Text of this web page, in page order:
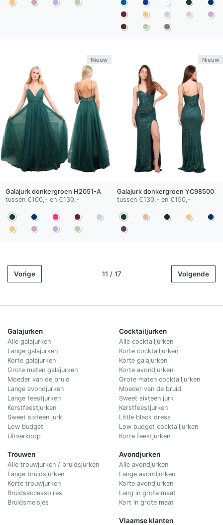
Nieuw
Galajurk donkergroen H2051-A
tussen €100,- en €130,-
Nieuw
Galajurk donkergroen YC98500
tussen €130,- en €150,-
Vorige 11 / 17 Volgende
Galajurken
Alle galajurken
Lange galajurken
Korte galajurken
Grote maten galajurken
Moeder van de bruid
Lange avondjurken
Lange feestjurken
Kerstfeestjurken
Sweet sixteen jurk
Low budget
Uitverkoop
Trouwen
Alle trouwjurken / bruidsjurken
Lange bruidsjurken
Korte trouwjurken
Bruidsaccessoires
Bruidsmeisjes
Cocktailjurken
Alle cocktailjurken
Korte cocktailjurken
Korte galajurken
Korte avondjurken
Grote maten cocktailjurken
Moeder van de bruid
Sweet sixteen jurk
Kerstfeestjurken
Little black dress
Low budget cocktailjurken
Korte feestjurken
Avondjurken
Alle avondjurken
Lange avondjurken
Korte avondjurken
Lang in grote maat
Kort in grote maat
Vlaamse klanten